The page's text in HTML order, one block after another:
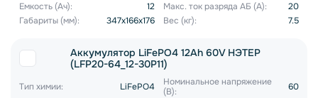
Емкость (Ач):
12 Макс. ток разряда АБ (А):
20
Габариты (мм):
347x166x176 Вес (кг): 7.5
Аккумулятор LiFePO4 12Ah 60V НЭТЕР
(LFP20-64_12-30P11)
Тип химии: LiFePO4
Номинальное напряжение
(В):
60